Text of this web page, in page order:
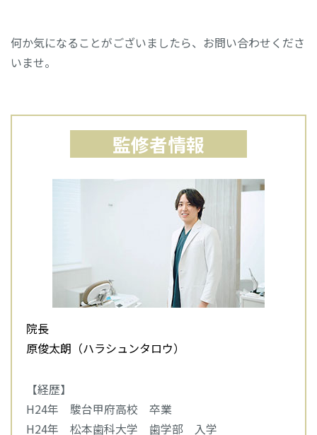
何か気になることがございましたら、お問い合わせくださ
いませ。
監修者情報
院長
原俊太朗（ハラシュンタロウ）
【経歴】
H24年 駿台甲府高校 卒業
H24年 松本歯科大学 歯学部 入学